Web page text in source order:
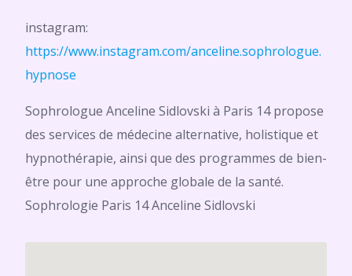
instagram:
https://www.instagram.com/anceline.sophrologue.
hypnose
Sophrologue Anceline Sidlovski à Paris 14 propose
des services de médecine alternative, holistique et
hypnothérapie, ainsi que des programmes de bien-
être pour une approche globale de la santé.
Sophrologie Paris 14 Anceline Sidlovski